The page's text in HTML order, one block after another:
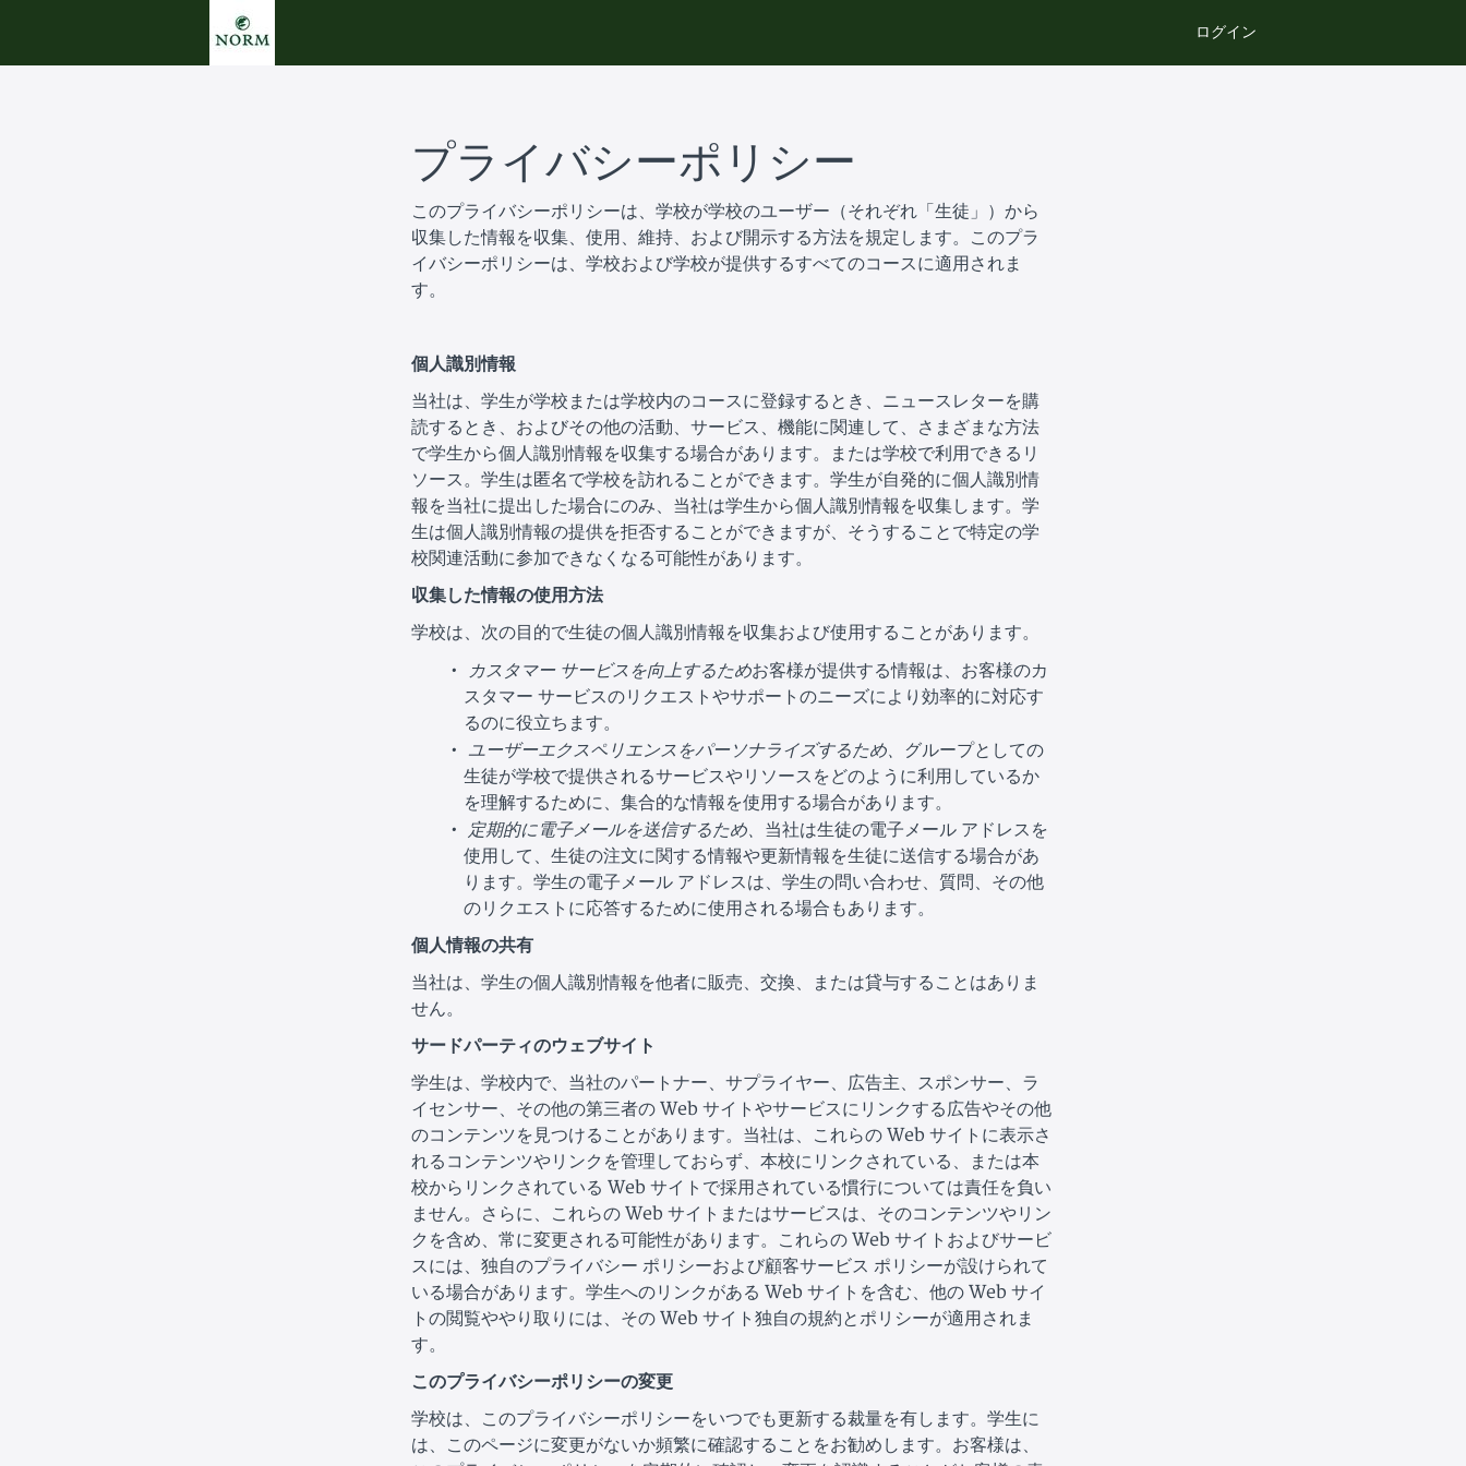
ログイン
プライバシーポリシー
このプライバシーポリシーは、学校が学校のユーザー（それぞれ「生徒」）から
収集した情報を収集、使用、維持、および開示する方法を規定します。このプラ
イバシーポリシーは、学校および学校が提供するすべてのコースに適用されま
す。
個人識別情報
当社は、学生が学校または学校内のコースに登録するとき、ニュースレターを購
読するとき、およびその他の活動、サービス、機能に関連して、さまざまな方法
で学生から個人識別情報を収集する場合があります。または学校で利用できるリ
ソース。学生は匿名で学校を訪れることができます。学生が自発的に個人識別情
報を当社に提出した場合にのみ、当社は学生から個人識別情報を収集します。学
生は個人識別情報の提供を拒否することができますが、そうすることで特定の学
校関連活動に参加できなくなる可能性があります。
収集した情報の使用方法
学校は、次の目的で生徒の個人識別情報を収集および使用することがあります。
カスタマー サービスを向上するためお客様が提供する情報は、お客様のカ
スタマー サービスのリクエストやサポートのニーズにより効率的に対応す
るのに役立ちます。
ユーザーエクスペリエンスをパーソナライズするため、 グループとしての
生徒が学校で提供されるサービスやリソースをどのように利用しているか
を理解するために、集合的な情報を使用する場合があります。
定期的に電子メールを送信するため、 当社は生徒の電子メール アドレスを
使用して、生徒の注文に関する情報や更新情報を生徒に送信する場合があ
ります。学生の電子メール アドレスは、学生の問い合わせ、質問、その他
のリクエストに応答するために使用される場合もあります。
個人情報の共有
当社は、学生の個人識別情報を他者に販売、交換、または貸与することはありま
せん。
サードパーティのウェブサイト
学生は、学校内で、当社のパートナー、サプライヤー、広告主、スポンサー、ラ
イセンサー、その他の第三者の Web サイトやサービスにリンクする広告やその他
のコンテンツを見つけることがあります。当社は、これらの Web サイトに表示さ
れるコンテンツやリンクを管理しておらず、本校にリンクされている、または本
校からリンクされている Web サイトで採用されている慣行については責任を負い
ません。さらに、これらの Web サイトまたはサービスは、そのコンテンツやリン
クを含め、常に変更される可能性があります。これらの Web サイトおよびサービ
スには、独自のプライバシー ポリシーおよび顧客サービス ポリシーが設けられて
いる場合があります。学生へのリンクがある Web サイトを含む、他の Web サイ
トの閲覧ややり取りには、その Web サイト独自の規約とポリシーが適用されま
す。
このプライバシーポリシーの変更
学校は、このプライバシーポリシーをいつでも更新する裁量を有します。学生に
は、このページに変更がないか頻繁に確認することをお勧めします。お客様は、